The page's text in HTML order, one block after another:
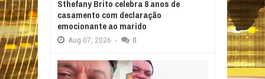
Sthefany Brito celebra 8 anos de
casamento com declaração
emocionante ao marido
Aug 07, 2026 - 0